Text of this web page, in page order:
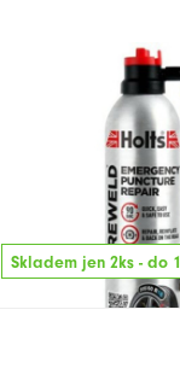
Skladem jen 2ks - do